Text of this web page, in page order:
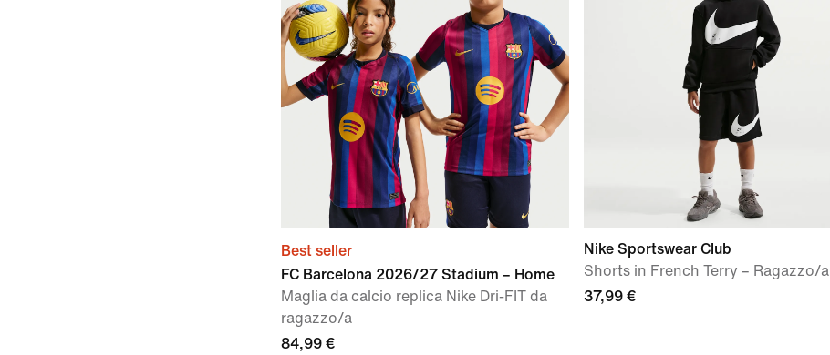
Best seller
FC Barcelona 2026/27 Stadium – Home
Maglia da calcio replica Nike Dri-FIT da
ragazzo/a
84,99 €
Nike Sportswear Club
Shorts in French Terry – Ragazzo/a
37,99 €